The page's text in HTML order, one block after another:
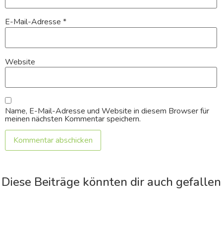
E-Mail-Adresse *
Website
Name, E-Mail-Adresse und Website in diesem Browser für
meinen nächsten Kommentar speichern.
Diese Beiträge könnten dir auch gefallen